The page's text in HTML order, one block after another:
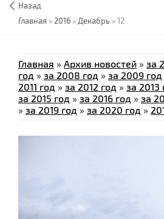
Назад
Главная » 2016 » Декабрь »12
Главная » Архив новостей » за
год » за 2008 год » за 2009 год
2011 год » за 2012 год » за 2013
за 2015 год » за 2016 год » за
» за 2019 год » за 2020 год »